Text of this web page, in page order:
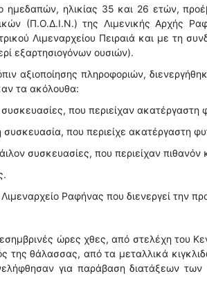
ημεδαπών, ηλικίας 35 και 26 ετών,
(Π.Ο.Δ.Ι.Ν.) της Λιμενικής Αρχής
Λιμεναρχείου Πειραιά και με τη
εξαρτησιογόνων ουσιών).
αξιοποίησης πληροφοριών,
τα ακόλουθα:
που περιείχαν ακατέργαστη
συσκευασία, που περιείχε ακατέργαστη
συσκευασίες, που περιείχαν
Ραφήνας που διενεργεί την
ώρες χθες, από στελέχη του
της θάλασσας, από τα μεταλλικά
για παράβαση διατάξεων